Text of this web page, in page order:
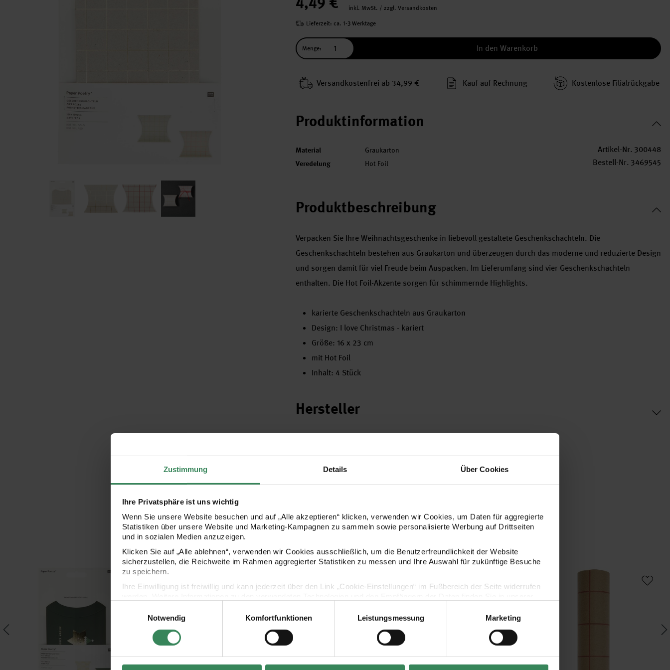
Zustimmung Details Über Cookies
Ihre Privatsphäre ist uns wichtig
Wenn Sie unsere Website besuchen und auf „Alle akzeptieren“ klicken, verwenden wir Cookies, um Daten für aggregierte
Statistiken über unsere Website und Marketing-Kampagnen zu sammeln sowie personalisierte Werbung auf Drittseiten
und in sozialen Medien anzuzeigen.
Klicken Sie auf „Alle ablehnen“, verwenden wir Cookies ausschließlich, um die Benutzerfreundlichkeit der Website
sicherzustellen, die Reichweite im Rahmen aggregierter Statistiken zu messen und Ihre Auswahl für zukünftige Besuche
zu speichern.
Ihre Einwilligung ist freiwillig und kann jederzeit über den Link „Cookie-Einstellungen“ im Fußbereich der Seite widerrufen
Impressum
Datenschutz Vertrag widerrufen
Notwendig
Komfortfunktionen Leistungsmessung Marketing
inkl. MwSt. / zzgl. Versandkosten
Lieferzeit: ca. 1-3 Werktage
Menge: In den Warenkorb
Versand­kosten­frei ab 34,99 € Kauf auf Rechnung Kosten­lose Filial­rückgabe
Produktinformation
Material Graukarton
Veredelung Hot Foil
Artikel-Nr. 300448
Bestell-Nr. 3469545
Produktbeschreibung
Verpacken Sie Ihre Weihnachtsgeschenke in liebevoll gestaltete Geschenkschachteln. Die
Geschenkschachteln bestehen aus Graukarton und überzeugen durch das moderne und reduzierte Design
und sorgen damit für viel Freude beim Auspacken. Im Lieferumfang sind vier Geschenkschachteln
enthalten. Die Hot Foil-Akzente sorgen für schimmernde Highlights.
karierte Geschenkschachteln aus Graukarton
Design: I love Christmas - kariert
Größe: 16 x 23 cm
mit Hot Foil
Inhalt: 4 Stück
Hersteller
Kaufempfehlung
Kraftpapier grün 70cm 2m 70g/m²
Paper Poetry Geschenkschachteln I love Christmas 10x15cm 4 Stück
Paper Poetry Geschenktasche rot-weiß 30x45cm Paper Poetry Kärtchenanhänger Christmas grün 6 StückPaper Poetry Geschenkpapier Raster